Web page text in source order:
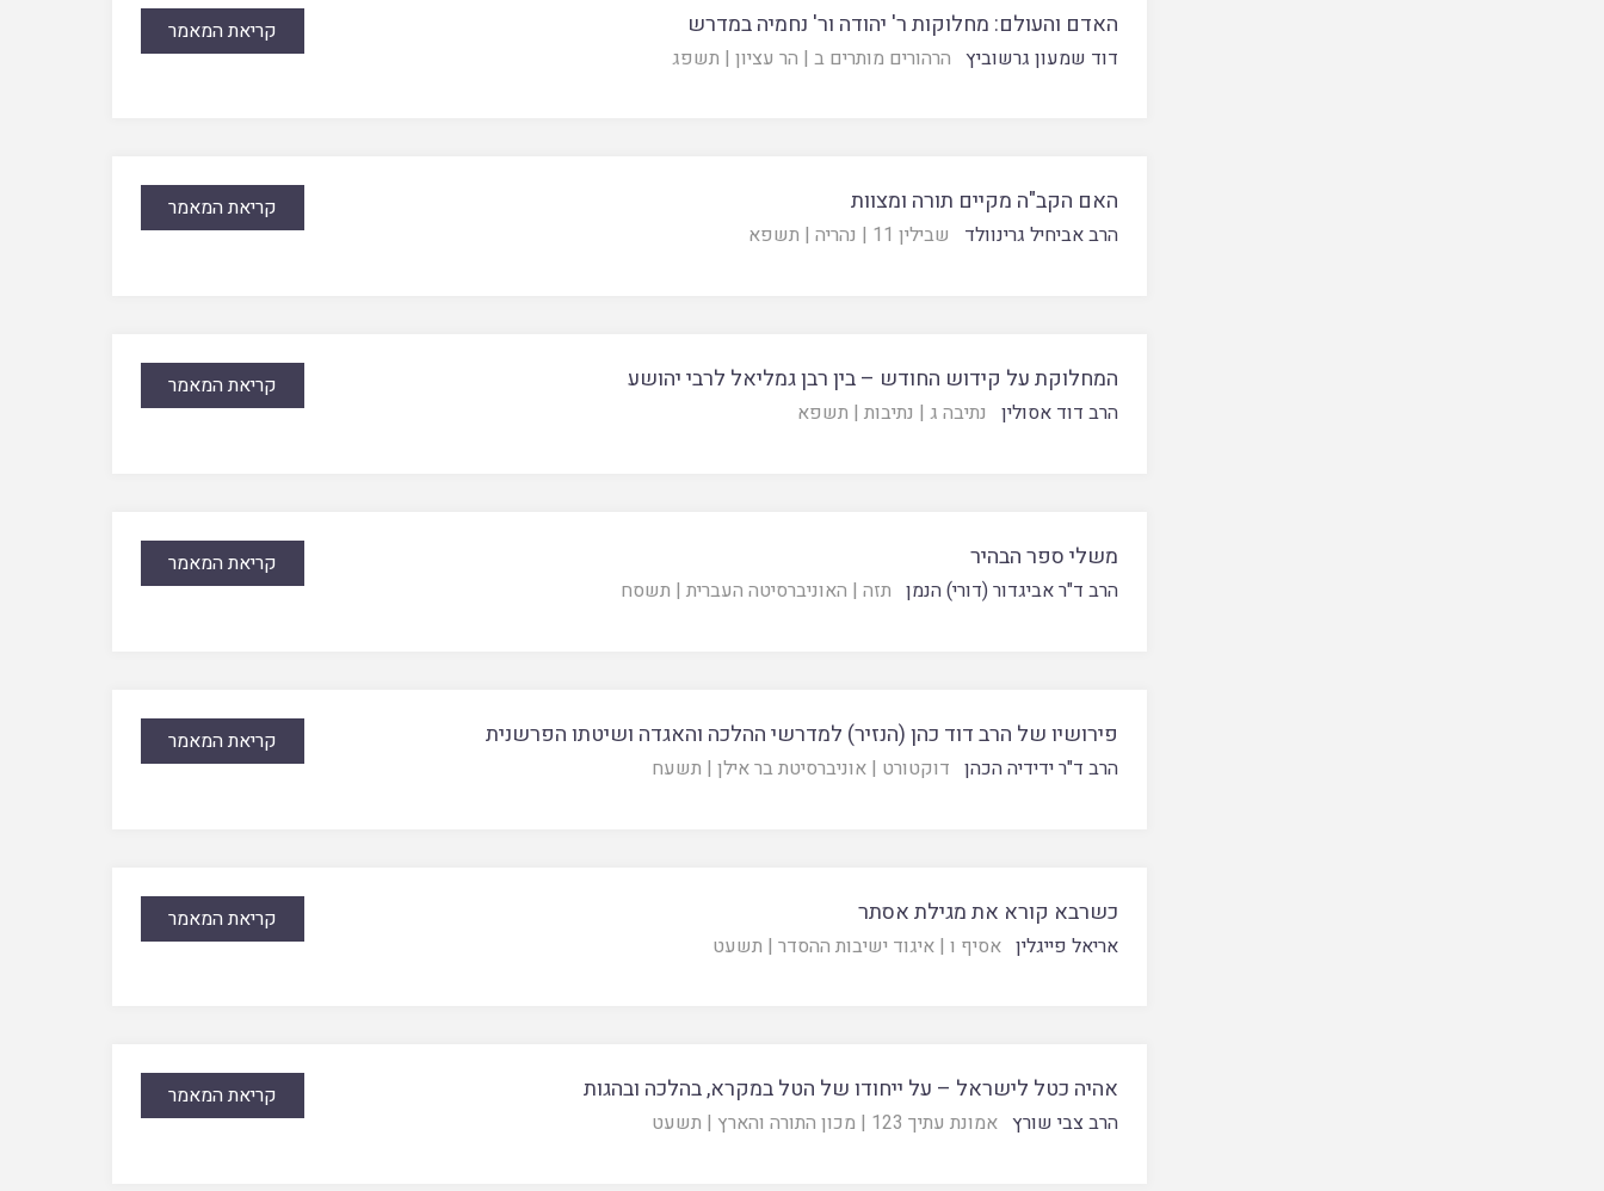
האדם והעולם: מחלוקות ר' יהודה ור' נחמיה במדרש
דוד שמעון גרשוביץ הרהורים מותרים ב | הר עציון | תשפג
קריאת המאמר
האם הקב"ה מקיים תורה ומצוות
הרב אביחיל גרינוולד שבילין 11 | נהריה | תשפא
קריאת המאמר
המחלוקת על קידוש החודש – בין רבן גמליאל לרבי יהושע
הרב דוד אסולין נתיבה ג | נתיבות | תשפא
קריאת המאמר
משלי ספר הבהיר
הרב ד"ר אביגדור (דורי) הנמן תזה | האוניברסיטה העברית | תשסח
קריאת המאמר
פירושיו של הרב דוד כהן (הנזיר) למדרשי ההלכה והאגדה ושיטתו הפרשנית
הרב ד"ר ידידיה הכהן דוקטורט |אוניברסיטת בר אילן | תשעח
קריאת המאמר
כשרבא קורא את מגילת אסתר
אריאל פייגלין אסיף ו |איגוד ישיבות ההסדר | תשעט
קריאת המאמר
אהיה כטל לישראל – על ייחודו של הטל במקרא, בהלכה ובהגות
הרב צבי שורץ אמונת עתיך 123 | מכון התורה והארץ | תשעט
קריאת המאמר